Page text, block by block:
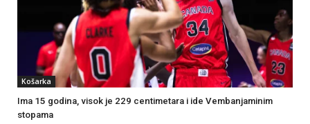
Košarka
Ima 15 godina, visok je 229 centimetara i ide Vembanjaminim
stopama